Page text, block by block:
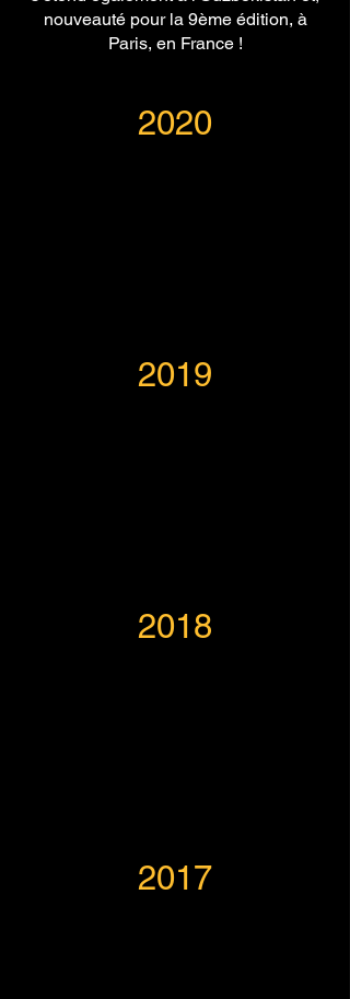
nouveauté pour la 9ème édition, à
Paris, en France !
2020
2019
2018
2017